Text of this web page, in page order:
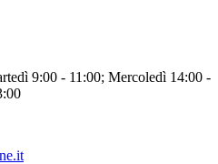
9:00 - 11:00; Mercoledì 14:00 -